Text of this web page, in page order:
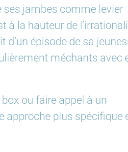
ses jambes comme levier
à la hauteur de
épisode de sa
méchants avec
ou faire appel à un
approche plus spécifique